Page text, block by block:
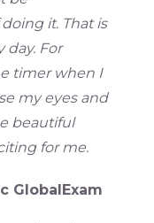
it. That is
day. For
timer when I
my eyes and
beautiful
for me.
GlobalExam